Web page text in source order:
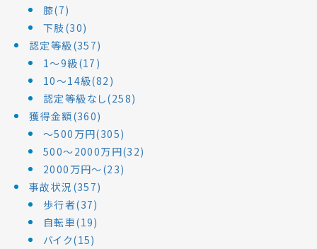
膝(7)
下肢(30)
認定等級(357)
1～9級(17)
10～14級(82)
認定等級なし(258)
獲得金額(360)
～500万円(305)
500～2000万円(32)
2000万円～(23)
事故状況(357)
歩行者(37)
自転車(19)
バイク(15)